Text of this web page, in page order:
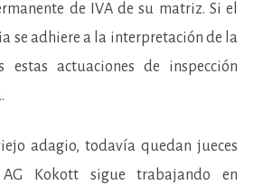
de IVA de su matriz. Si el
se adhiere a la interpretación de la
estas actuaciones de inspección
adagio, todavía quedan jueces
Kokott sigue trabajando en